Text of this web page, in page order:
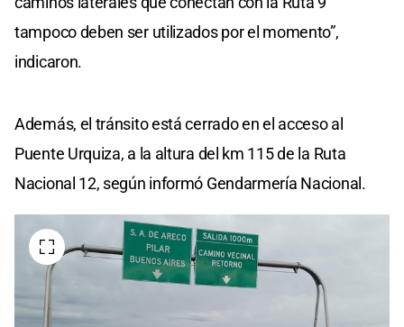
tampoco deben ser utilizados por el momento”,
indicaron.
Además, el tránsito está cerrado en el acceso al
Puente Urquiza, a la altura del km 115 de la Ruta
Nacional 12, según informó Gendarmería Nacional.